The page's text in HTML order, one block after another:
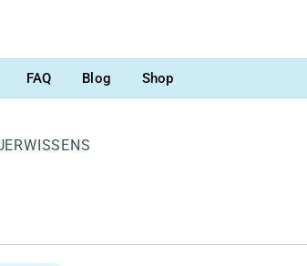
FAQ Blog Shop